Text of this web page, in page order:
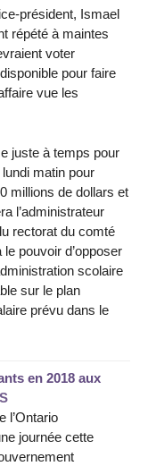
président, Ismael
répété à maintes
voter
pour faire
vue les
juste à temps pour
matin pour
millions de dollars et
l’administrateur
rectorat du comté
pouvoir d’opposer
scolaire
sur le plan
prévu dans le
en 2018 aux
l’Ontario
journée cette